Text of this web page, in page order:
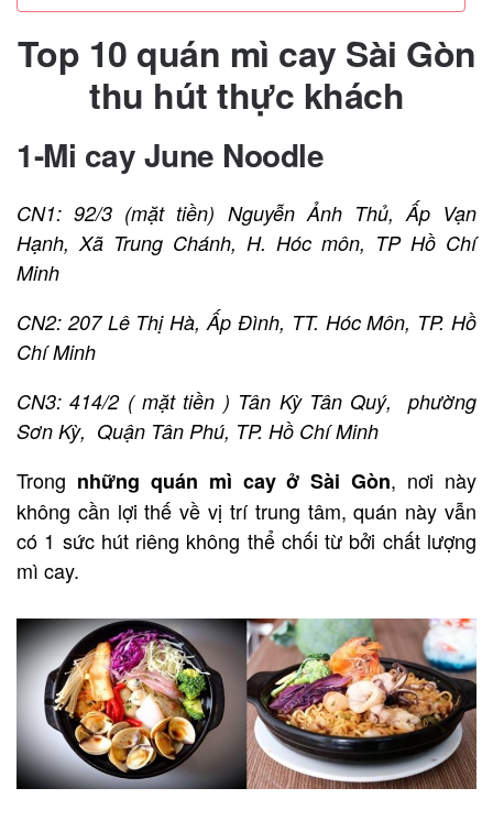
Top 10 quán mì cay Sài Gòn
thu hút thực khách
1-Mi cay June Noodle
CN1: 92/3 (mặt tiền) Nguyễn Ảnh Thủ, Ấp Vạn
Hạnh, Xã Trung Chánh, H. Hóc môn, TP Hồ Chí
Minh
CN2: 207 Lê Thị Hà, Ấp Đình, TT. Hóc Môn, TP. Hồ
Chí Minh
CN3: 414/2 ( mặt tiền ) Tân Kỳ Tân Quý, phường
Sơn Kỳ, Quận Tân Phú, TP. Hồ Chí Minh
Trong những quán mì cay ở Sài Gòn, nơi này
không cần lợi thế về vị trí trung tâm, quán này vẫn
có 1 sức hút riêng không thể chối từ bởi chất lượng
mì cay.